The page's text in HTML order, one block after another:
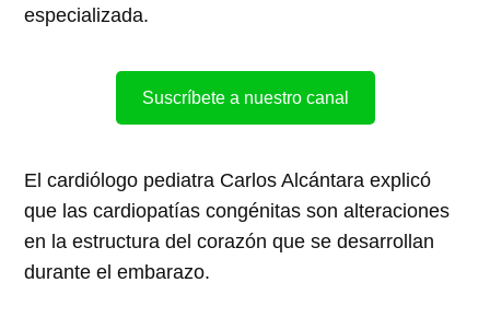
especializada.
Suscríbete a nuestro canal
El cardiólogo pediatra Carlos Alcántara explicó
que las cardiopatías congénitas son alteraciones
en la estructura del corazón que se desarrollan
durante el embarazo.